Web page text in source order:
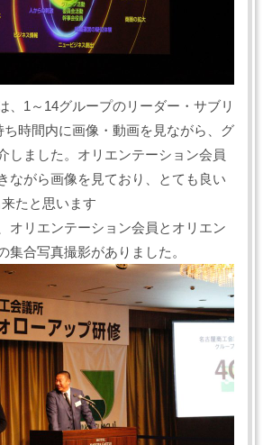
、1～14グループのリーダー・サブリ
ち時間内に画像・動画を見ながら、グ
しました。オリエンテーション会員
ながら画像を見ており、とても良い
たと思います
オリエンテーション会員とオリエン
集合写真撮影がありました。